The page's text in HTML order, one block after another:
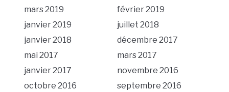
mars 2019
février 2019
janvier 2019
juillet 2018
janvier 2018
décembre 2017
mai 2017
mars 2017
janvier 2017
novembre 2016
octobre 2016
septembre 2016